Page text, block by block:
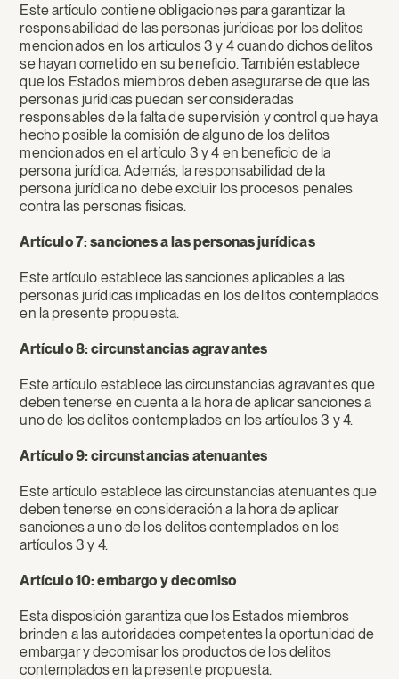
Este artículo contiene obligaciones para garantizar la
responsabilidad de las personas jurídicas por los delitos
mencionados en los artículos 3 y 4 cuando dichos delitos
se hayan cometido en su beneficio. También establece
que los Estados miembros deben asegurarse de que las
personas jurídicas puedan ser consideradas
responsables de la falta de supervisión y control que haya
hecho posible la comisión de alguno de los delitos
mencionados en el artículo 3 y 4 en beneficio de la
persona jurídica. Además, la responsabilidad de la
persona jurídica no debe excluir los procesos penales
contra las personas físicas.
Artículo 7: sanciones a las personas jurídicas
Este artículo establece las sanciones aplicables a las
personas jurídicas implicadas en los delitos contemplados
en la presente propuesta.
Artículo 8: circunstancias agravantes
Este artículo establece las circunstancias agravantes que
deben tenerse en cuenta a la hora de aplicar sanciones a
uno de los delitos contemplados en los artículos 3 y 4.
Artículo 9: circunstancias atenuantes
Este artículo establece las circunstancias atenuantes que
deben tenerse en consideración a la hora de aplicar
sanciones a uno de los delitos contemplados en los
artículos 3 y 4.
Artículo 10: embargo y decomiso
Esta disposición garantiza que los Estados miembros
brinden a las autoridades competentes la oportunidad de
embargar y decomisar los productos de los delitos
contemplados en la presente propuesta.